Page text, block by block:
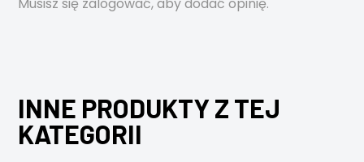
INNE PRODUKTY Z TEJ
KATEGORII